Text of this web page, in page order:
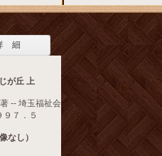
細
が丘 上
-- 埼玉福祉会
９７．５
なし）